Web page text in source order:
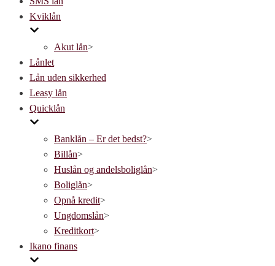
navigation
Kviklån
Akut lån>
Lånlet
Lån uden sikkerhed
Leasy lån
Quicklån
Banklån – Er det bedst?>
Billån>
Huslån og andelsboliglån>
Boliglån>
Opnå kredit>
Ungdomslån>
Kreditkort>
Ikano finans